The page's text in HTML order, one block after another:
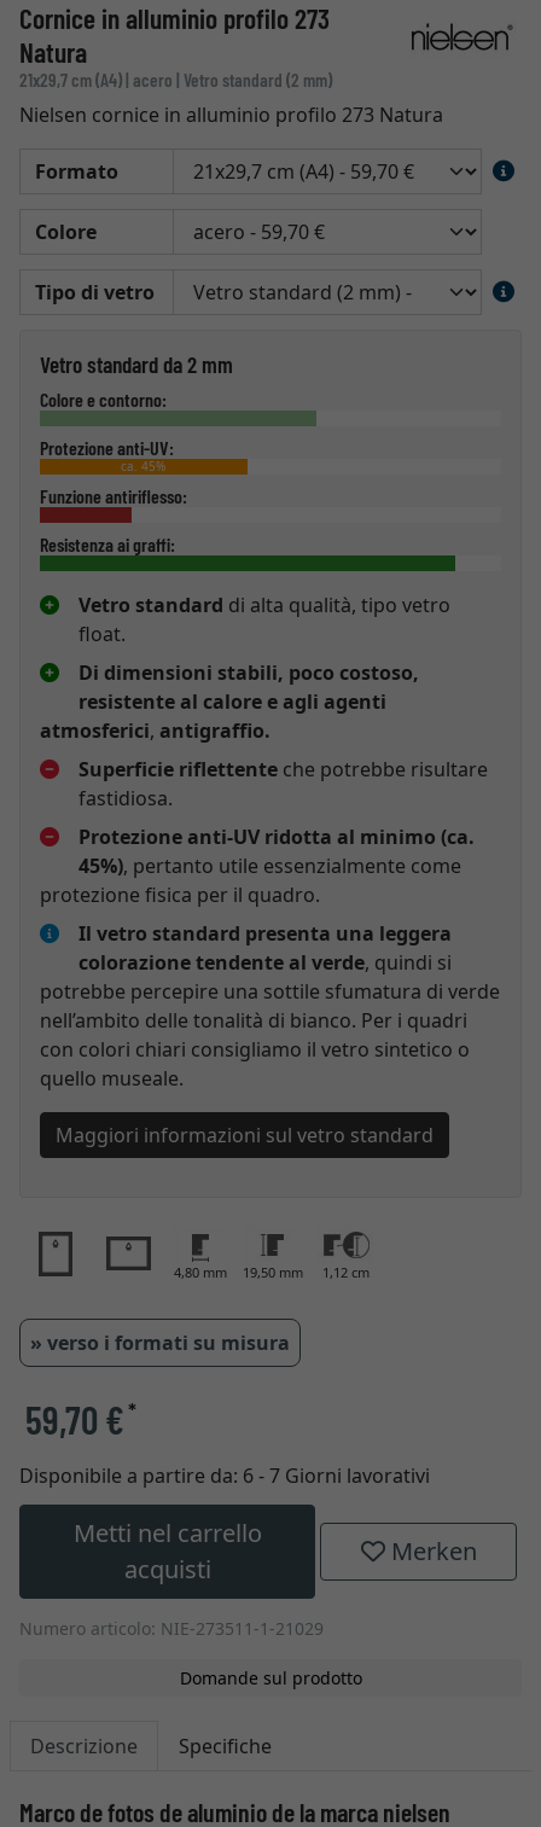
Cornice in alluminio profilo 273
Natura
21x29,7 cm (A4) | acero | Vetro standard (2 mm)
Nielsen cornice in alluminio profilo 273 Natura
Formato
Colore
Tipo di vetro
Vetro standard da 2 mm
Colore e contorno:
Protezione anti-UV:
ca. 45%
Funzione antiriflesso:
Resistenza ai graffi:
Vetro standard di alta qualità, tipo vetro
float.
Di dimensioni stabili, poco costoso,
resistente al calore e agli agenti
atmosferici, antigraffio.
Superficie riflettente che potrebbe risultare
fastidiosa.
Protezione anti-UV ridotta al minimo (ca.
45%), pertanto utile essenzialmente come
protezione fisica per il quadro.
Il vetro standard presenta una leggera
colorazione tendente al verde, quindi si
potrebbe percepire una sottile sfumatura di verde
nell’ambito delle tonalità di bianco. Per i quadri
con colori chiari consigliamo il vetro sintetico o
quello museale.
Maggiori informazioni sul vetro standard
4,80 mm 19,50 mm 1,12 cm
» verso i formati su misura
59,70 €*
Disponibile a partire da: 6 - 7 Giorni lavorativi
Metti nel carrello
acquisti
Merken
Numero articolo: NIE-273511-1-21029
Domande sul prodotto
Descrizione Specifiche
Marco de fotos de aluminio de la marca nielsen